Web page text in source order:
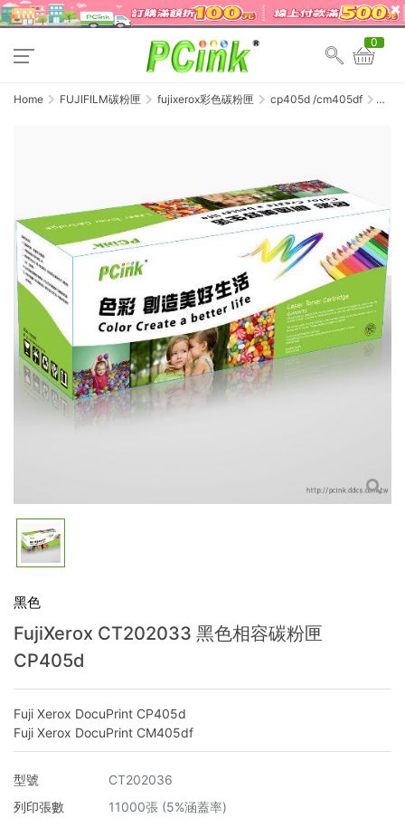
0
Home FUJIFILM碳粉匣 fujixerox彩色碳粉匣
cp405d /cm405df
CP405d
黑色
FujiXerox CT202033 黑色相容碳粉匣
CP405d
Fuji Xerox DocuPrint CP405d
Fuji Xerox DocuPrint CM405df
型號
CT202036
列印張數
11000張 (5%涵蓋率)